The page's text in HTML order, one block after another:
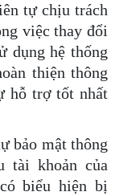
tự chịu trách
việc thay đổi
dụng hệ thống
thiện thông
hỗ trợ tốt nhất
bảo mật thông
tài khoản của
biểu hiện bị